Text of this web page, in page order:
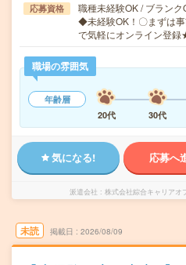
応募資格
職種未経験OK / ブラン
◆未経験OK！〇まずは
で気軽にオンライン登
職場の雰囲気
年齢層
20代
30代
気になる! 応募へ
派遣会社 株式会社綜合キャリアオ
未読 掲載日 2026/08/09